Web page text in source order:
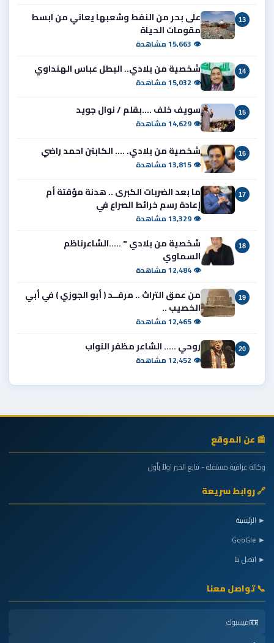
13
على بحر من النفط وشعبها يعاني من ابسط
مقومات الحياة
👁 15,663 مشاهدة
14 شخصية من بلادي.. البطل عباس الهنداوي
👁 15,032 مشاهدة
15 سويف خلف ....بقلم / نوال جويد
👁 14,629 مشاهدة
16 شخصية من بلادي. .... الكابتن احمد راضي
👁 13,815 مشاهدة
17
ما بعد الضربات الكبرى .. هدنة مؤقتة أم
إعادة رسم خرائط الصراع في
👁 13,329 مشاهدة
18
شخصية من بلادي " .....الشاعرناظم
السماوي
👁 12,484 مشاهدة
19
من عمق التراث .. مرقــد ( أبو الجوزي ) في أبي
الخصيب ..
👁 12,465 مشاهدة
20 روحي ..... الشاعر مظفر النواب
👁 12,452 مشاهدة
📰 عن الموقع
وكالة عراقية مستقلة - تتابع الخبر اولاً بأول
🔗 روابط سريعة
► الرئيسية
► GooGle
► اتصل بنا
📞 تواصل معنا
📼فيسبوك